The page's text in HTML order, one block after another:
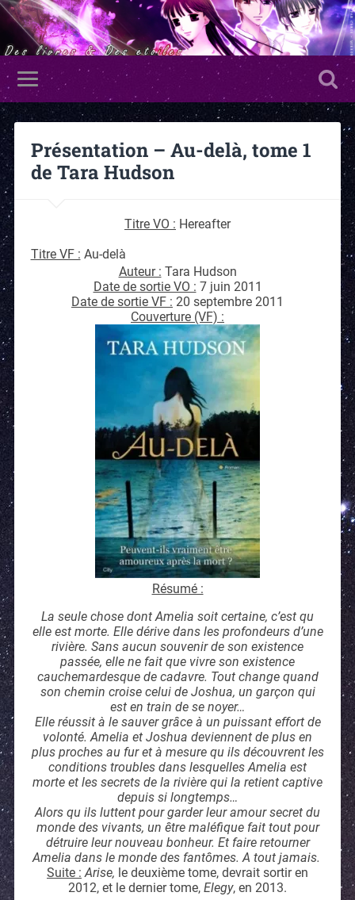
Présentation – Au-delà, tome 1
de Tara Hudson
Titre VO : Hereafter
Titre VF : Au-delà
Auteur : Tara Hudson
Date de sortie VO : 7 juin 2011
Date de sortie VF : 20 septembre 2011
Couverture (VF) :
Résumé :
La seule chose dont Amelia soit certaine, c’est qu
elle est morte. Elle dérive dans les profondeurs d’une
rivière. Sans aucun souvenir de son existence
passée, elle ne fait que vivre son existence
cauchemardesque de cadavre. Tout change quand
son chemin croise celui de Joshua, un garçon qui
est en train de se noyer…
Elle réussit à le sauver grâce à un puissant effort de
volonté. Amelia et Joshua deviennent de plus en
plus proches au fur et à mesure qu ils découvrent les
conditions troubles dans lesquelles Amelia est
morte et les secrets de la rivière qui la retient captive
depuis si longtemps…
Alors qu ils luttent pour garder leur amour secret du
monde des vivants, un être maléfique fait tout pour
détruire leur nouveau bonheur. Et faire retourner
Amelia dans le monde des fantômes. A tout jamais.
Suite : Arise, le deuxième tome, devrait sortir en
2012, et le dernier tome, Elegy, en 2013.